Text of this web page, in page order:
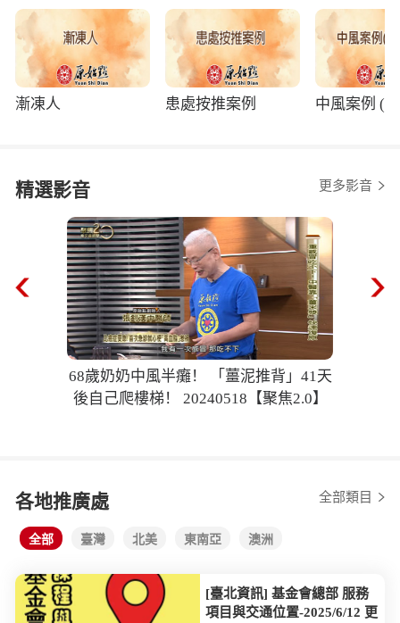
漸凍人 患處按推案例 中風案例 (
精選影音 更多影音
68歲奶奶中風半癱！ 「薑泥推背」41天
後自己爬樓梯！ 20240518【聚焦2.0】
各地推廣處 全部類目
全部 臺灣 北美 東南亞 澳洲
[臺北資訊] 基金會總部 服務
項目與交通位置-2025/6/12 更